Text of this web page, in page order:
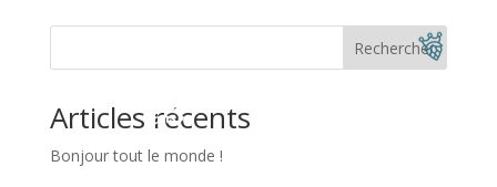
Rechercher
Articles récents
Bonjour tout le monde !